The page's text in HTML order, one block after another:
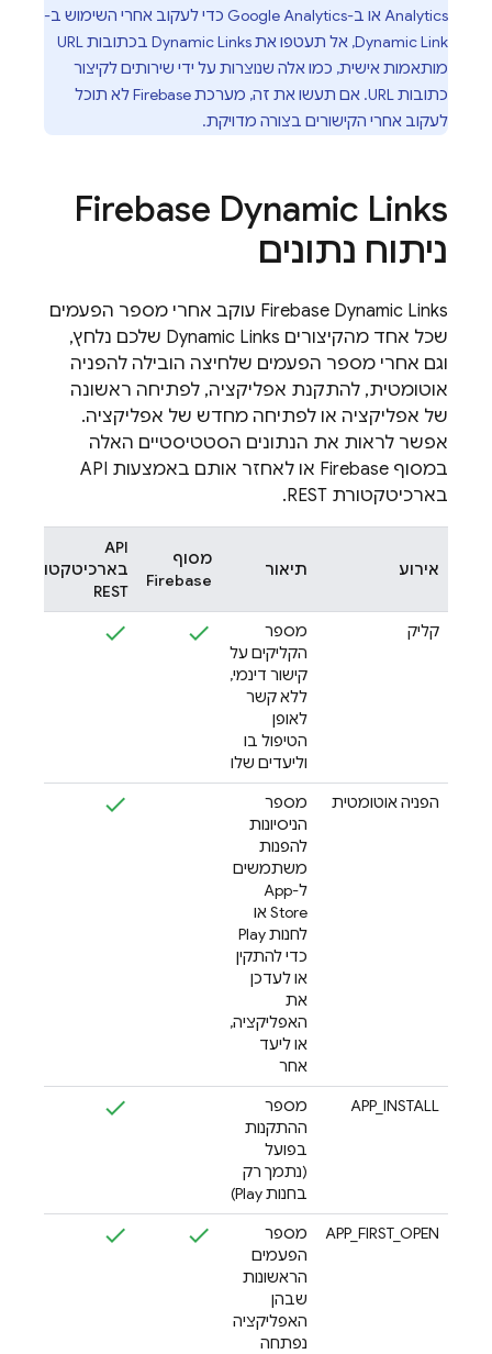
Analytics או ב- Google Analytics כדי לעקוב אחרי השימוש ב-
Dynamic Link, אל תעטפו אתDynamic Links
בכתובות URL
מותאמות אישית, כמו אלה שנוצרות על ידי שירותים לקיצור
כתובות URL. אם תעשו את זה, מערכת Firebase לא תוכל
לעקוב אחרי הקישורים בצורה מדויקת.
Firebase Dynamic Links
ניתוח נתונים
Firebase Dynamic Links עוקב אחרי מספר הפעמים
שכל אחד מהקיצורים Dynamic Links שלכם נלחץ,
וגם אחרי מספר הפעמים שלחיצה הובילה להפניה
אוטומטית, להתקנת אפליקציה, לפתיחה ראשונה
של אפליקציה או לפתיחה מחדש של אפליקציה.
אפשר לראות את הנתונים הסטטיסטיים האלה
במסוף Firebase
או לאחזר אותם באמצעות API
בארכיטקטורת REST.
אירוע תיאור
מסוף
Firebase
‫API
בארכיטקטורת
REST
קליק
מספר
הקליקים על
קישור דינמי,
ללא קשר
לאופן
הטיפול בו
וליעדים שלו
הפניה אוטומטית
מספר
הניסיונות
להפנות
משתמשים
ל-App
Store או
לחנות Play
כדי להתקין
או לעדכן
את
האפליקציה,
או ליעד
אחר
APP_INSTALL
מספר
ההתקנות
בפועל
(נתמך רק
בחנות Play)
APP_FIRST_OPEN
מספר
הפעמים
הראשונות
שבהן
האפליקציה
נפתחה